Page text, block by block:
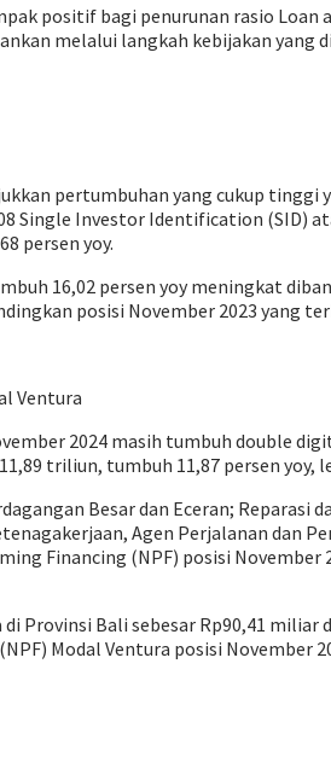
positif bagi penurunan rasio Loan
melalui langkah kebijakan
pertumbuhan yang cukup
Single Investor Identification (SID)
persen yoy.
16,02 persen yoy meningkat
posisi November 2023 yang
Ventura
2024 masih tumbuh double
triliun, tumbuh 11,87 persen
Besar dan Eceran;
Agen Perjalanan dan
Financing (NPF) posisi November
Provinsi Bali sebesar Rp90,41
Modal Ventura posisi